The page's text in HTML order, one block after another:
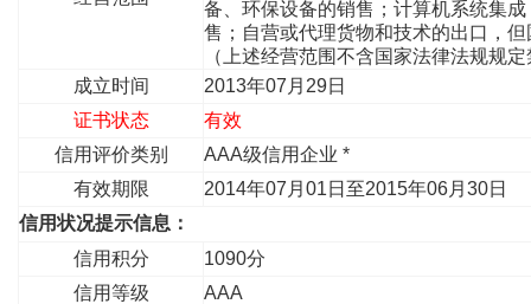
备、环保设备的销售；计算机系统集
售；自营或代理货物和技术的出口，
（上述经营范围不含国家法律法规规
成立时间
2013年07月29日
证书状态
有效
信用评价类别
AAA级信用企业 *
有效期限
2014年07月01日至2015年06月30日
信用状况提示信息：
信用积分
1090分
信用等级
AAA